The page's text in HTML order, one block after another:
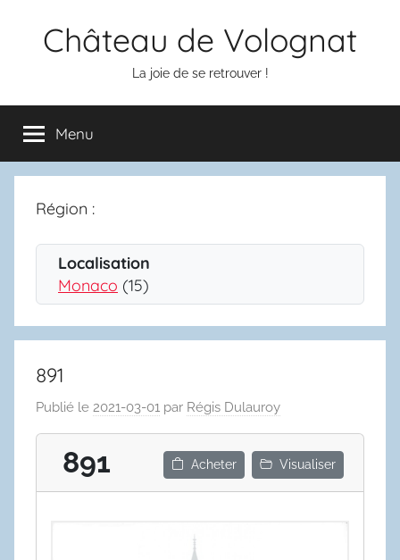
Château de Volognat
La joie de se retrouver !
Menu
Région :
Localisation
Monaco (15)
891
Publié le 2021-03-01 par Régis Dulauroy
891 Acheter Visualiser